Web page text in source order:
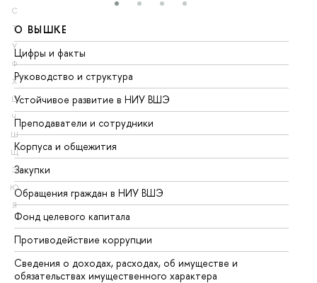
С
Т
У
Ф
Х
Ц
Ч
Ш
Щ
Э
Ю
Я
О ВЫШКЕ
Цифры и факты
Руководство и структура
Устойчивое развитие в НИУ ВШЭ
Преподаватели и сотрудники
Корпуса и общежития
Закупки
Обращения граждан в НИУ ВШЭ
Фонд целевого капитала
Противодействие коррупции
Сведения о доходах, расходах, об имуществе и
обязательствах имущественного характера